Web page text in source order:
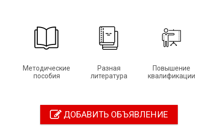
Методические
пособия
Разная
литература
Повышение
квалификации
ДОБАВИТЬ ОБЪЯВЛЕНИЕ